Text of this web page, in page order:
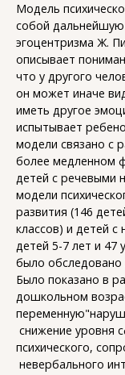
Модель
собой дальнейшую
эгоцентризма Ж.
описывает
что у другого
он может иначе
иметь другое
испытывает
модели связано с
более медленном
детей с речевыми
модели
развития (146
классов) и детей
детей 5-7 лет и 47
было обследовано
Было показано в
дошкольном
снижение уровня
психического,
невербального